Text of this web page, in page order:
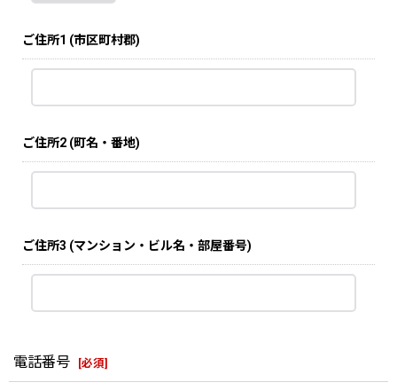
ご住所1 (市区町村郡)
ご住所2 (町名・番地)
ご住所3 (マンション・ビル名・部屋番号)
電話番号 [必須]